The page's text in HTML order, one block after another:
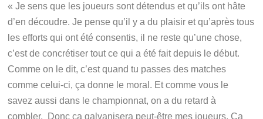
« Je sens que les joueurs sont détendus et qu’ils ont hâte
d’en découdre. Je pense qu’il y a du plaisir et qu’après tous
les efforts qui ont été consentis, il ne reste qu’une chose,
c’est de concrétiser tout ce qui a été fait depuis le début.
Comme on le dit, c’est quand tu passes des matches
comme celui-ci, ça donne le moral. Et comme vous le
savez aussi dans le championnat, on a du retard à
combler. Donc ça galvanisera peut-être mes joueurs. Ça